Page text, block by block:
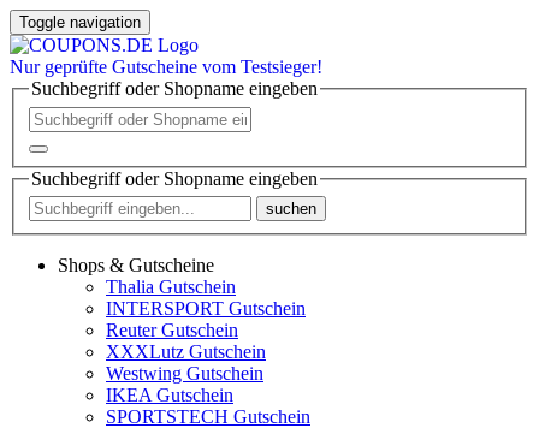
Toggle navigation
Nur geprüfte Gutscheine vom Testsieger!
Suchbegriff oder Shopname eingeben
Suchbegriff oder Shopname eingeben
suchen
Shops & Gutscheine
Thalia Gutschein
INTERSPORT Gutschein
Reuter Gutschein
XXXLutz Gutschein
Westwing Gutschein
IKEA Gutschein
SPORTSTECH Gutschein